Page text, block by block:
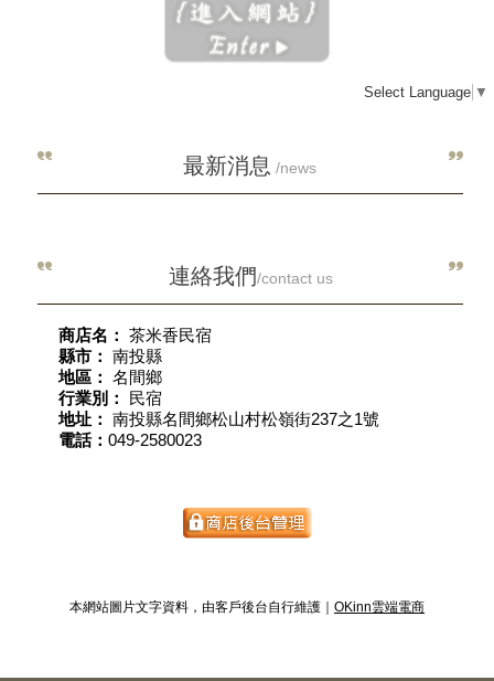
Select Language ▼
最新消息 /news
連絡我們/contact us
商店名： 茶米香民宿
縣市： 南投縣
地區： 名間鄉
行業別：
民宿
地址： 南投縣名間鄉松山村松嶺街237之1號
電話： 049-2580023
本網站圖片文字資料，由客戶後台自行維護｜ OKinn雲端電商